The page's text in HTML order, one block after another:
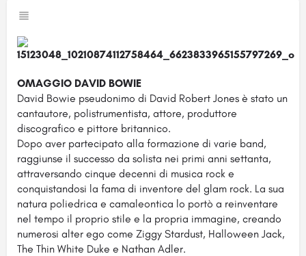
OMAGGIO DAVID BOWIE
David Bowie pseudonimo di David Robert Jones è stato un
cantautore, polistrumentista, attore, produttore
discografico e pittore britannico.
Dopo aver partecipato alla formazione di varie band,
raggiunse il successo da solista nei primi anni settanta,
attraversando cinque decenni di musica rock e
conquistandosi la fama di inventore del glam rock. La sua
natura poliedrica e camaleontica lo portò a reinventare
nel tempo il proprio stile e la propria immagine, creando
numerosi alter ego come Ziggy Stardust, Halloween Jack,
The Thin White Duke e Nathan Adler.